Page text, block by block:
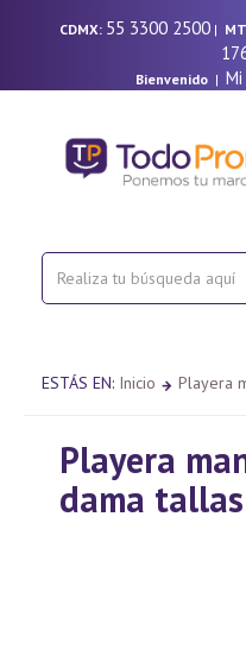
CDMX: 55 3300 2500|
Bienvenido|
ESTÁS EN: Inicio Playera
Playera
dama